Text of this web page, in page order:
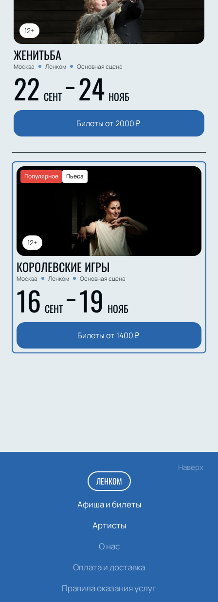
12+
ЖЕНИТЬБА
Москва Ленком Основная сцена
22 СЕНТ 24 НОЯБ
Билеты от 2000₽
12+
Пьеса
Популярное
КОРОЛЕВСКИЕ ИГРЫ
Москва Ленком Основная сцена
16 СЕНТ 19 НОЯБ
Билеты от 1400₽
Наверх
ЛЕНКОМ
Афиша и билеты
Артисты
О нас
Оплата и доставка
Правила оказания услуг